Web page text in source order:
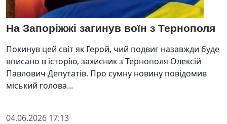
На Запоріжжі загинув воїн з Тернополя
Покинув цей світ як Герой, чий подвиг назавжди буде
вписано в історію, захисник з Тернополя Олексій
Павлович Депутатів. Про сумну новину повідомив
міський голова...
04.06.2026 17:13